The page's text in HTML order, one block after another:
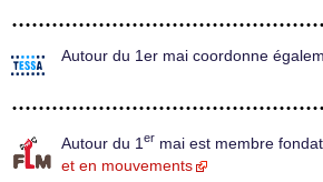
Autour du 1er mai coordonne
Autour du 1 er mai est membre
et en mouvements